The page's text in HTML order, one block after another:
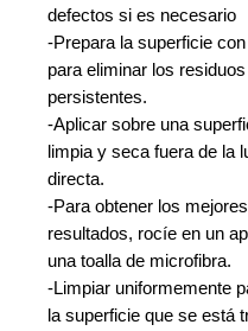
defectos si es necesario
-Prepara la superficie
para eliminar los residuos
persistentes.
-Aplicar sobre una
limpia y seca fuera de la
directa.
-Para obtener los mejores
resultados, rocíe en un
una toalla de microfibra.
-Limpiar uniformemente
la superficie que se está